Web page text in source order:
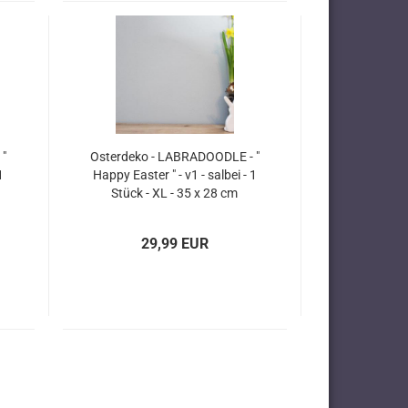
"
Osterdeko - LABRADOODLE - "
Happy Easter " - v1 - salbei - 1
Stück - XL - 35 x 28 cm
29,99 EUR